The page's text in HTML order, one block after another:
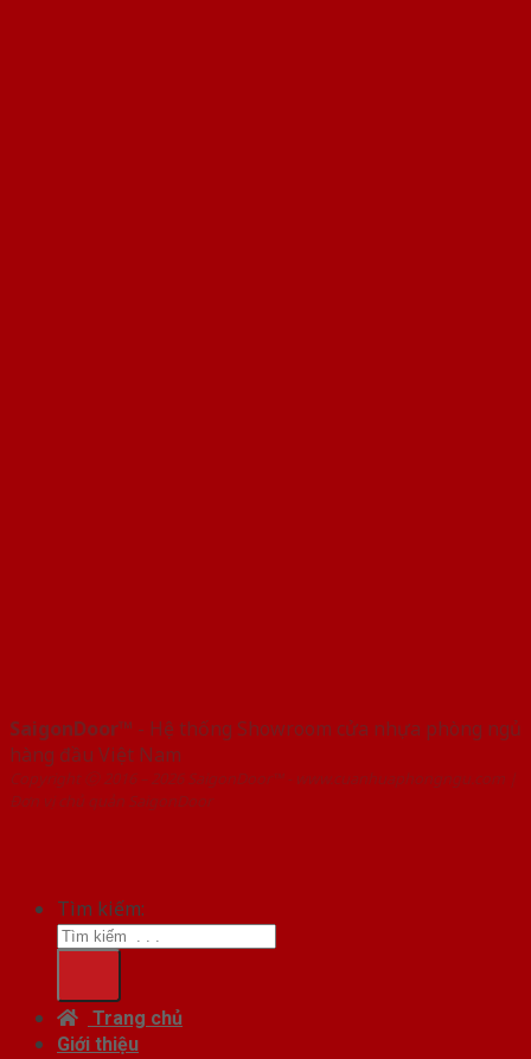
SaigonDoor™ - Hệ thống Showroom cửa nhựa phòng ngủ
hàng đầu Việt Nam
Copyright ⓒ 2016 – 2026 SaigonDoor™ - www.cuanhuaphongngu.com |
Đơn vị chủ quản SaigonDoor
Tìm kiếm:
Trang chủ
Giới thiệu